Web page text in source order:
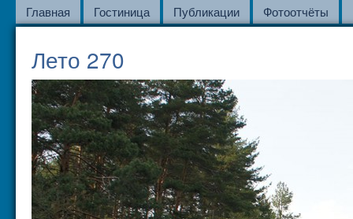
Главная Гостиница Публикации Фотоотчёты
Лето 270